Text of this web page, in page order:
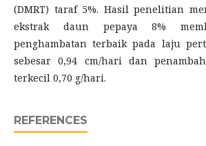
(DMRT) taraf 5%. Hasil penelitian
ekstrak daun pepaya 8%
penghambatan terbaik pada laju
sebesar 0,94 cm/hari dan
terkecil 0,70 g/hari.
REFERENCES